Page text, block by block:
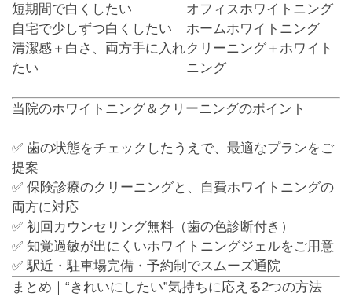
短期間で白くしたい
オフィスホワイトニング
自宅で少しずつ白くしたい
ホームホワイトニング
清潔感＋白さ、両方手に入れ
たい
クリーニング＋ホワイト
ニング
当院のホワイトニング＆クリーニングのポイント
✅ 歯の状態をチェックしたうえで、最適なプランをご
提案
✅ 保険診療のクリーニングと、自費ホワイトニングの
両方に対応
✅ 初回カウンセリング無料（歯の色診断付き）
✅ 知覚過敏が出にくいホワイトニングジェルをご用意
✅ 駅近・駐車場完備・予約制でスムーズ通院
まとめ｜“きれいにしたい”気持ちに応える2つの方法